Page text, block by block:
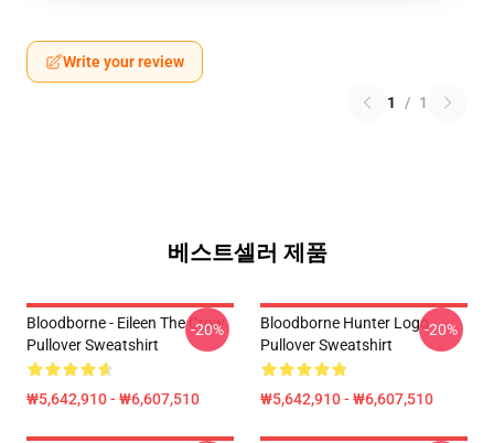
Write your review
1 / 1
베스트셀러 제품
Bloodborne - Eileen The Crow
Pullover Sweatshirt
₩5,642,910 - ₩6,607,510
-20%
Bloodborne Hunter Logo
Pullover Sweatshirt
₩5,642,910 - ₩6,607,510
-20%